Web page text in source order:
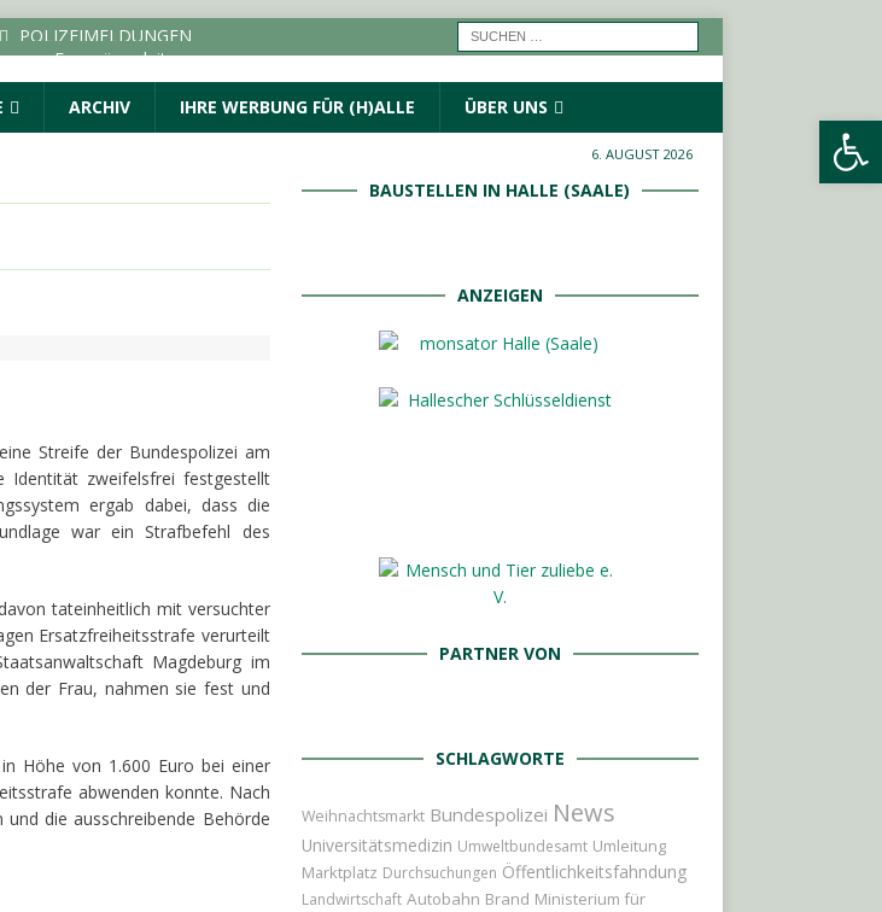
Werkzeugleiste öffnen
von Fernwärmeleitungen
UMGEBUNG
startet in Sachsen-Anhalt
Anhalt
ARCHIV IHRE WERBUNG FÜR (H)ALLE ÜBER UNS
6. AUGUST 2026
Streife der Bundespolizei am
Identität zweifelsfrei festgestellt
ergab dabei, dass die
war ein Strafbefehl des
tateinheitlich mit versuchter
Ersatzfreiheitsstrafe verurteilt
Magdeburg im
der Frau, nahmen sie fest und
Höhe von 1.600 Euro bei einer
abwenden konnte. Nach
die ausschreibende Behörde
BAUSTELLEN IN HALLE (SAALE)
ANZEIGEN
PARTNER VON
SCHLAGWORTE
Weihnachtsmarkt Bundespolizei News
Universitätsmedizin Umweltbundesamt Umleitung
Marktplatz Durchsuchungen Öffentlichkeitsfahndung
Landwirtschaft Autobahn Brand Ministerium für